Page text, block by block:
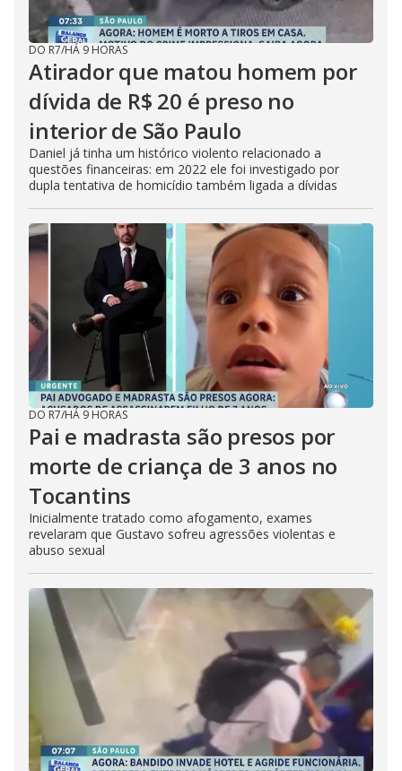
DO R7/HÁ 9 HORAS
Atirador que matou homem por
dívida de R$ 20 é preso no
interior de São Paulo
Daniel já tinha um histórico violento relacionado a
questões financeiras: em 2022 ele foi investigado por
dupla tentativa de homicídio também ligada a dívidas
DO R7/HÁ 9 HORAS
Pai e madrasta são presos por
morte de criança de 3 anos no
Tocantins
Inicialmente tratado como afogamento, exames
revelaram que Gustavo sofreu agressões violentas e
abuso sexual